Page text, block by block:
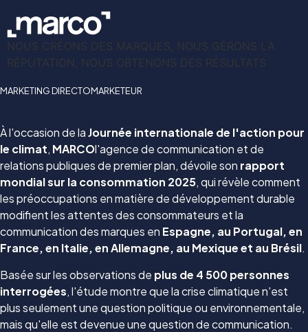
NOUS CRÉONS DES MARQUES, NOUS GÉRONS LA
RÉPUTATION, NOUS OBTENONS DES RÉSULTATS
MARKETING DIRECTOMARKETEUR
À l'occasion de laJournée internationale de l'action pour
le climat, MARCOl'agence de communication et de
relations publiques de premier plan, dévoile son rapport
mondial sur la consommation 2025, qui révèle comment
les préoccupations en matière de développement durable
modifient les attentes des consommateurs et la
communication des marques en Espagne, au Portugal, en
France, en Italie, en Allemagne, au Mexique et au Brésil.
Basée sur les observations de plus de 4 500 personnes
interrogées, l'étude montre que la crise climatique n'est
plus seulement une question politique ou environnementale,
mais qu'elle est devenue une question de communication.